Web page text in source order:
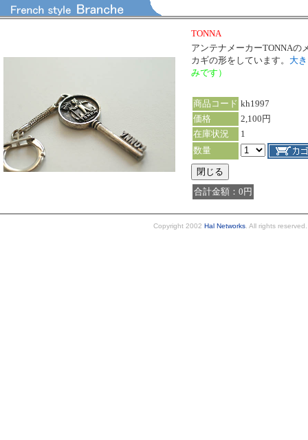
TONNA
アンテナメーカーTONNAの
カギの形をしています。 大
みです）
商品コード kh1997
価格
2,100円
在庫状況
1
数量
合計金額：0円
Copyright 2002 Hal Networks . All rights